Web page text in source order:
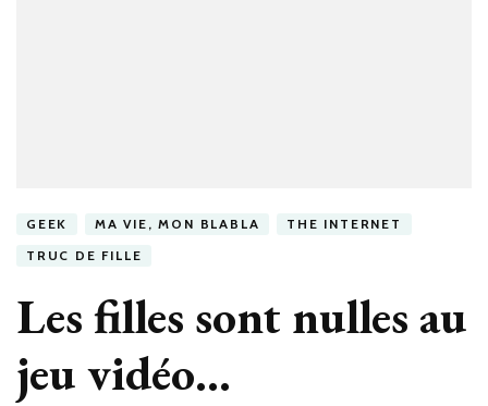
GEEK MA VIE, MON BLABLA
THE INTERNET
TRUC DE FILLE
Les filles sont nulles au
jeu vidéo…